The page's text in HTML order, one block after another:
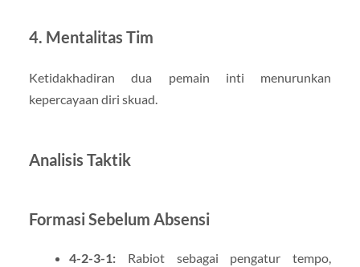
4. Mentalitas Tim
Ketidakhadiran dua pemain inti menurunkan
kepercayaan diri skuad.
Analisis Taktik
Formasi Sebelum Absensi
4-2-3-1:Rabiot sebagai pengatur tempo,